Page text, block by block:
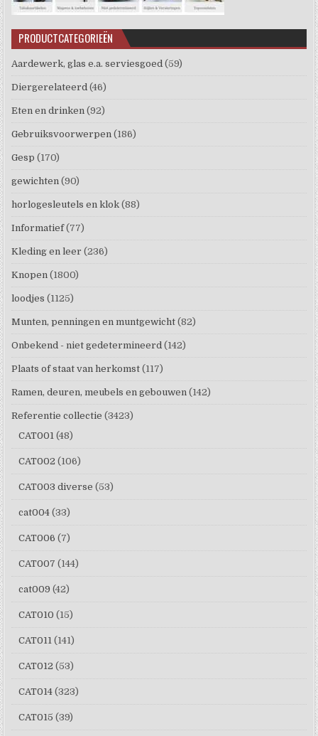
PRODUCTCATEGORIEËN
Aardewerk, glas e.a. serviesgoed (59)
Diergerelateerd (46)
Eten en drinken (92)
Gebruiksvoorwerpen (186)
Gesp (170)
gewichten (90)
horlogesleutels en klok (88)
Informatief (77)
Kleding en leer (236)
Knopen (1800)
loodjes (1125)
Munten, penningen en muntgewicht (82)
Onbekend - niet gedetermineerd (142)
Plaats of staat van herkomst (117)
Ramen, deuren, meubels en gebouwen (142)
Referentie collectie (3423)
CAT001 (48)
CAT002 (106)
CAT003 diverse (53)
cat004 (33)
CAT006 (7)
CAT007 (144)
cat009 (42)
CAT010 (15)
CAT011 (141)
CAT012 (53)
CAT014 (323)
CAT015 (39)